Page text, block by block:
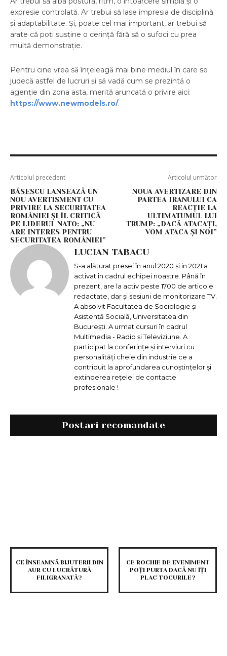
expresie controlată. Ar trebui să lase impresia de disciplină
și adaptabilitate. Și, poate cel mai important, ar trebui să
arate că poți susține o cerință fără să o sufoci cu prea
multă demonstrație.
Pentru cine vrea să înțeleagă mai bine mediul în care se
judecă astfel de lucruri și să vadă cum se prezintă o
agenție din zona asta, merită aruncată o privire aici:
https://www.newmodels.ro/.
Articolul precedent
BĂSESCU LANSEAZĂ UN
NOU AVERTISMENT CU
PRIVIRE LA SECURITATEA
ROMÂNIEI ȘI ÎL CRITICĂ
PE LIDERUL NATO: „NU
ARE INTERES PENTRU
SECURITATEA ROMÂNIEI”
Articolul următor
NOUA AVERTIZARE DIN
PARTEA IRANULUI CA
REACȚIE LA
ULTIMATUMUL LUI
TRUMP: „DACĂ ATACAȚI,
VOM ATACA ȘI NOI”
LUCIAN TABACU
S-a alăturat presei în anul 2020 si in 2021 a
activat în cadrul echipei noastre. Până în
prezent, are la activ peste 1700 de articole
redactate, dar și sesiuni de monitorizare TV.
A absolvit Facultatea de Sociologie și
Asistență Socială, Universitatea din
București. A urmat cursuri în cadrul
Multimedia - Radio și Televiziune. A
participat la conferințe și interviuri cu
personalități cheie din industrie ce a
contribuit la aprofundarea cunoștințelor și
extinderea rețelei de contacte
profesionale !
Postari recomandate
CE ÎNSEAMNĂ BIJUTERII DIN
AUR CU LUCRĂTURĂ
FILIGRANATĂ?
CE ROCHIE DE EVENIMENT
POȚI PURTA DACĂ NU ÎȚI
PLAC TOCURILE?